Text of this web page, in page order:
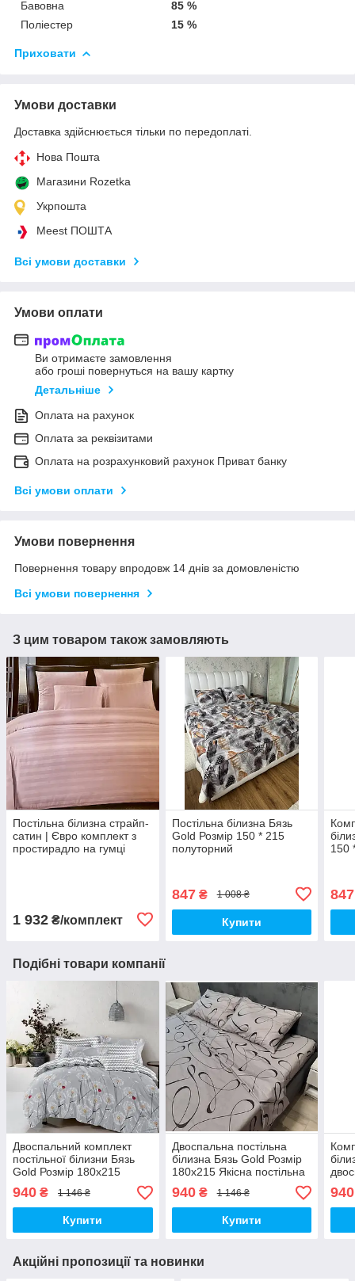
Бавовна
85 %
Поліестер
15 %
Приховати
Умови доставки
Доставка здійснюється тільки по передоплаті.
Нова Пошта
Магазини Rozetka
Укрпошта
Meest ПОШТА
Всі умови доставки
Умови оплати
Ви отримаєте замовлення
або гроші повернуться на вашу картку
Детальніше
Оплата на рахунок
Оплата за реквізитами
Оплата на розрахунковий рахунок Приват банку
Всі умови оплати
Умови повернення
Повернення товару впродовж 14 днів за домовленістю
Всі умови повернення
З цим товаром також замовляють
Постільна білизна страйп-
сатин | Євро комплект з
простирадло на гумці
1 932 ₴/комплект
Постільна білизна Бязь
Gold Розмір 150 * 215
полуторний
847₴ 1 008 ₴
Купити
150
847
Подібні товари компанії
Двоспальний комплект
постільної білизни Бязь
Gold Розмір 180х215
Якісна постільна білизна
940 ₴ 1 146 ₴
Купити
Двоспальна постільна
білизна Бязь Gold Розмір
180х215 Якісна постільна
білизна
940₴ 1 146 ₴
Купити
940
Акційні пропозиції та новинки